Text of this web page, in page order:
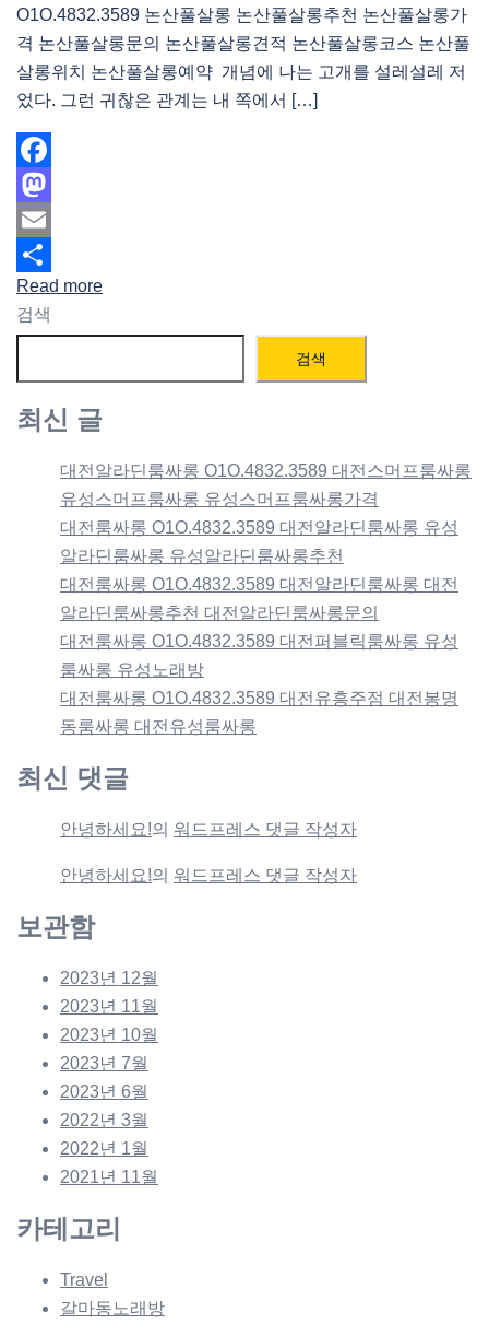
O1O.4832.3589 논산풀살롱 논산풀살롱추천 논산풀살롱가
격 논산풀살롱문의 논산풀살롱견적 논산풀살롱코스 논산풀
살롱위치 논산풀살롱예약 개념에 나는 고개를 설레설레 저
었다. 그런 귀찮은 관계는 내 쪽에서 […]
Facebook
Mastodon
Email
Share
Read more
검색
검색
최신 글
대전알라딘룸싸롱 O1O.4832.3589 대전스머프룸싸롱
유성스머프룸싸롱 유성스머프룸싸롱가격
대전룸싸롱 O1O.4832.3589 대전알라딘룸싸롱 유성
알라딘룸싸롱 유성알라딘룸싸롱추천
대전룸싸롱 O1O.4832.3589 대전알라딘룸싸롱 대전
알라딘룸싸롱추천 대전알라딘룸싸롱문의
대전룸싸롱 O1O.4832.3589 대전퍼블릭룸싸롱 유성
룸싸롱 유성노래방
대전룸싸롱 O1O.4832.3589 대전유흥주점 대전봉명
동룸싸롱 대전유성룸싸롱
최신 댓글
안녕하세요!의 워드프레스 댓글 작성자
안녕하세요!의 워드프레스 댓글 작성자
보관함
2023년 12월
2023년 11월
2023년 10월
2023년 7월
2023년 6월
2022년 3월
2022년 1월
2021년 11월
카테고리
Travel
갈마동노래방